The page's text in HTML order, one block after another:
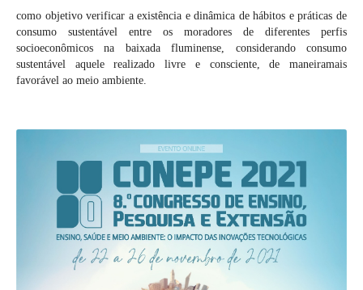
como objetivo verificar a existência e dinâmica de hábitos e práticas de
consumo sustentável entre os moradores de diferentes perfis
socioeconômicos na baixada fluminense, considerando consumo
sustentável aquele realizado livre e consciente, de maneiramais
favorável ao meio ambiente.